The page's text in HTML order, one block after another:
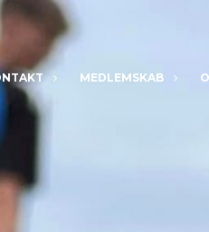
MEDLEMSKAB